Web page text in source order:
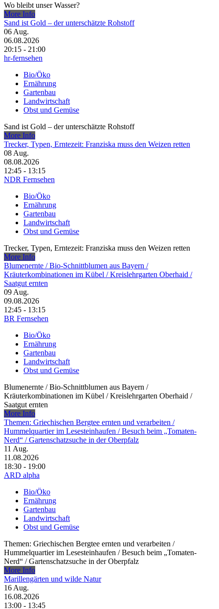
Wo bleibt unser Wasser?
More Info
Sand ist Gold – der unterschätzte Rohstoff
06 Aug.
06.08.2026
20:15 - 21:00
hr-fernsehen
Bio/Öko
Ernährung
Gartenbau
Landwirtschaft
Obst und Gemüse
Sand ist Gold – der unterschätzte Rohstoff
More Info
Trecker, Typen, Erntezeit: Franziska muss den Weizen retten
08 Aug.
08.08.2026
12:45 - 13:15
NDR Fernsehen
Bio/Öko
Ernährung
Gartenbau
Landwirtschaft
Obst und Gemüse
Trecker, Typen, Erntezeit: Franziska muss den Weizen retten
More Info
Blumenernte /​ Bio-Schnittblumen aus Bayern /​
Kräuterkombinationen im Kübel /​ Kreislehrgarten Oberhaid /​
Saatgut ernten
09 Aug.
09.08.2026
12:45 - 13:15
BR Fernsehen
Bio/Öko
Ernährung
Gartenbau
Landwirtschaft
Obst und Gemüse
Blumenernte /​ Bio-Schnittblumen aus Bayern /​
Kräuterkombinationen im Kübel /​ Kreislehrgarten Oberhaid /​
Saatgut ernten
More Info
Themen: Griechischen Bergtee ernten und verarbeiten /​
Hummelquartier im Lesesteinhaufen /​ Besuch beim „Tomaten-
Nerd“ /​ Gartenschatzsuche in der Oberpfalz
11 Aug.
11.08.2026
18:30 - 19:00
ARD alpha
Bio/Öko
Ernährung
Gartenbau
Landwirtschaft
Obst und Gemüse
Themen: Griechischen Bergtee ernten und verarbeiten /​
Hummelquartier im Lesesteinhaufen /​ Besuch beim „Tomaten-
Nerd“ /​ Gartenschatzsuche in der Oberpfalz
More Info
Marillengärten und wilde Natur
16 Aug.
16.08.2026
13:00 - 13:45